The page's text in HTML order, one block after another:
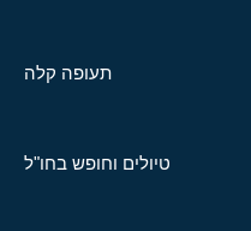
תעופה קלה
טיולים וחופש בחו"ל